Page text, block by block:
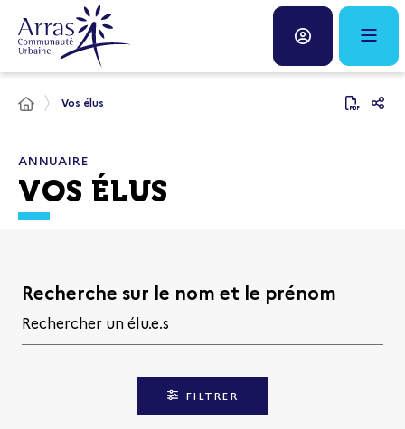
Panneau de gestion des cookies
Vos élus
ANNUAIRE
VOS ÉLUS
Recherche sur le nom et le prénom
FILTRER
Fenêtre
de
chat